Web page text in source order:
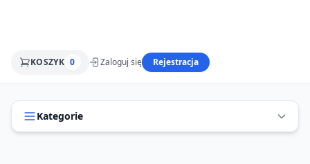
KOSZYK 0 Zaloguj się Rejestracja
Kategorie